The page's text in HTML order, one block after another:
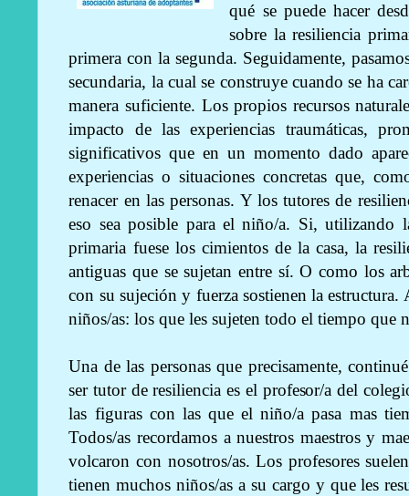
qué se puede hacer
sobre la resiliencia
primera con la segunda. Seguidamente,
secundaria, la cual se construye cuando se ha
manera suficiente. Los propios recursos
impacto de las experiencias traumáticas,
significativos que en un momento dado
experiencias o situaciones concretas que,
renacer en las personas. Y los tutores de
eso sea posible para el niño/a. Si, utilizando
primaria fuese los cimientos de la casa, la
antiguas que se sujetan entre sí. O como los
con su sujeción y fuerza sostienen la estructura.
niños/as: los que les sujeten todo el tiempo que
Una de las personas que precisamente,
ser tutor de resiliencia es el profesor/a del
las figuras con las que el niño/a pasa mas
Todos/as recordamos a nuestros maestros y
volcaron con nosotros/as. Los profesores
tienen muchos niños/as a su cargo y que les